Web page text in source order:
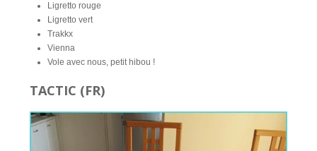
Ligretto rouge
Ligretto vert
Trakkx
Vienna
Vole avec nous, petit hibou !
TACTIC (FR)